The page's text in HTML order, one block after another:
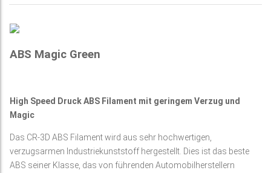
ABS Magic Green
High Speed Druck ABS Filament mit geringem Verzug und
Magic
Das CR-3D ABS Filament wird aus sehr hochwertigen,
verzugsarmen Industriekunststoff hergestellt. Dies ist das beste
ABS seiner Klasse, das von führenden Automobilherstellern